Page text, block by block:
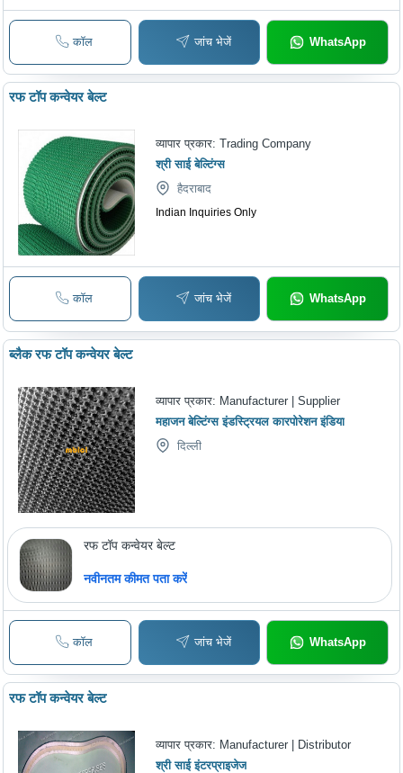
कॉल जांच भेजें WhatsApp
रफ टॉप कन्वेयर बेल्ट
व्यापार प्रकार:Trading Company
श्री साई बेल्टिंग्स
हैदराबाद
Indian Inquiries Only
कॉल जांच भेजें WhatsApp
ब्लैक रफ टॉप कन्वेयर बेल्ट
व्यापार प्रकार: Manufacturer | Supplier
महाजन बेल्टिंग्स इंडस्ट्रियल कारपोरेशन इंडिया
दिल्ली
रफ टॉप कन्वेयर बेल्ट
नवीनतम कीमत पता करें
कॉल जांच भेजें WhatsApp
रफ टॉप कन्वेयर बेल्ट
व्यापार प्रकार: Manufacturer | Distributor
श्री साई इंटरप्राइजेज